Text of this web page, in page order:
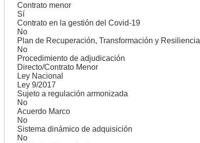
Contrato menor
Sí
Contrato en la gestión del Covid-19
No
Plan de Recuperación, Transformación y Resiliencia
No
Procedimiento de adjudicación
Directo/Contrato Menor
Ley Nacional
Ley 9/2017
Sujeto a regulación armonizada
No
Acuerdo Marco
No
Sistema dinámico de adquisición
No